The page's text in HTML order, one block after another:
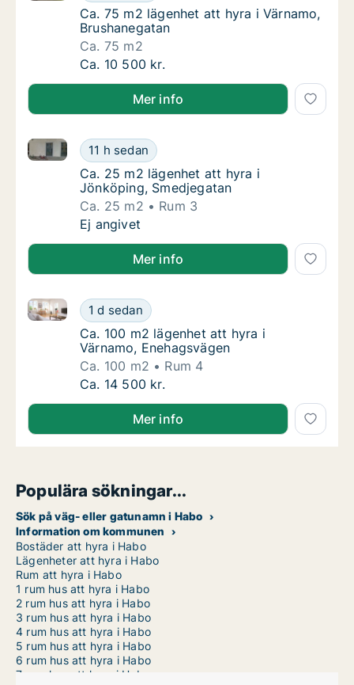
Ca. 75 m2 lägenhet att hyra i Värnamo,
Ca. 75 m2 lägenhet att hyra i Värnamo,
Brushanegatan
Ca. 75 m2
Ca. 75 m2 lägenhet att hyra i Värnamo,
Ca. 10 500 kr.
Mer info
Ca. 25 m2 lägenhet att hyra i Jönköping,
11 h sedan
Ca. 25 m2 lägenhet att hyra i Jönköping,
Ca. 25 m2 lägenhet att hyra i Jönköping,
Ca. 25 m2 lägenhet att hyra i
Jönköping, Smedjegatan
Ca. 25 m2
Rum 3
Ca. 25 m2 lägenhet att hyra i Jönköping,
Ej angivet
Mer info
Ca. 100 m2 lägenhet att hyra i Värnamo,
1 d sedan
Ca. 100 m2 lägenhet att hyra i Värnamo,
Ca. 100 m2 lägenhet att hyra i Värnamo,
Ca. 100 m2 lägenhet att hyra i
Värnamo, Enehagsvägen
Ca. 100 m2
Rum 4
Ca. 100 m2 lägenhet att hyra i Värnamo,
Ca. 14 500 kr.
Mer info
Populära sökningar...
Sök på väg- eller gatunamn i Habo
Information om kommunen
Bostäder att hyra i Habo
Lägenheter att hyra i Habo
Rum att hyra i Habo
1 rum hus att hyra i Habo
2 rum hus att hyra i Habo
3 rum hus att hyra i Habo
4 rum hus att hyra i Habo
5 rum hus att hyra i Habo
6 rum hus att hyra i Habo
7 rum hus att hyra i Habo